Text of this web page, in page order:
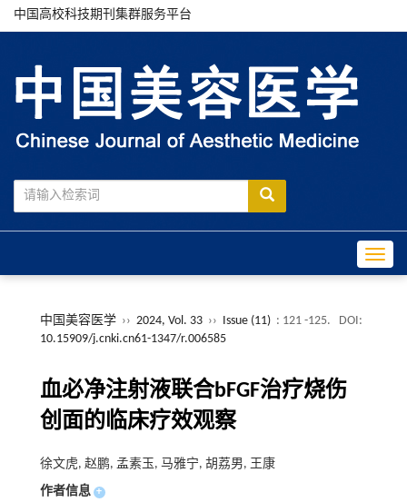
中国高校科技期刊集群服务平台
中国美容医学 ›› 2024, Vol. 33 ›› Issue (11) : 121 -125.
DOI:
10.15909/j.cnki.cn61-1347/r.006585
血必净注射液联合bFGF治疗烧伤
创面的临床疗效观察
徐文虎, 赵鹏, 孟素玉, 马雅宁, 胡荔男, 王康
作者信息 +